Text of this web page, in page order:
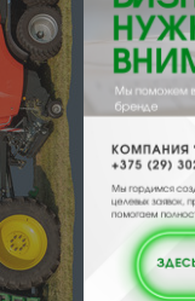
Вас